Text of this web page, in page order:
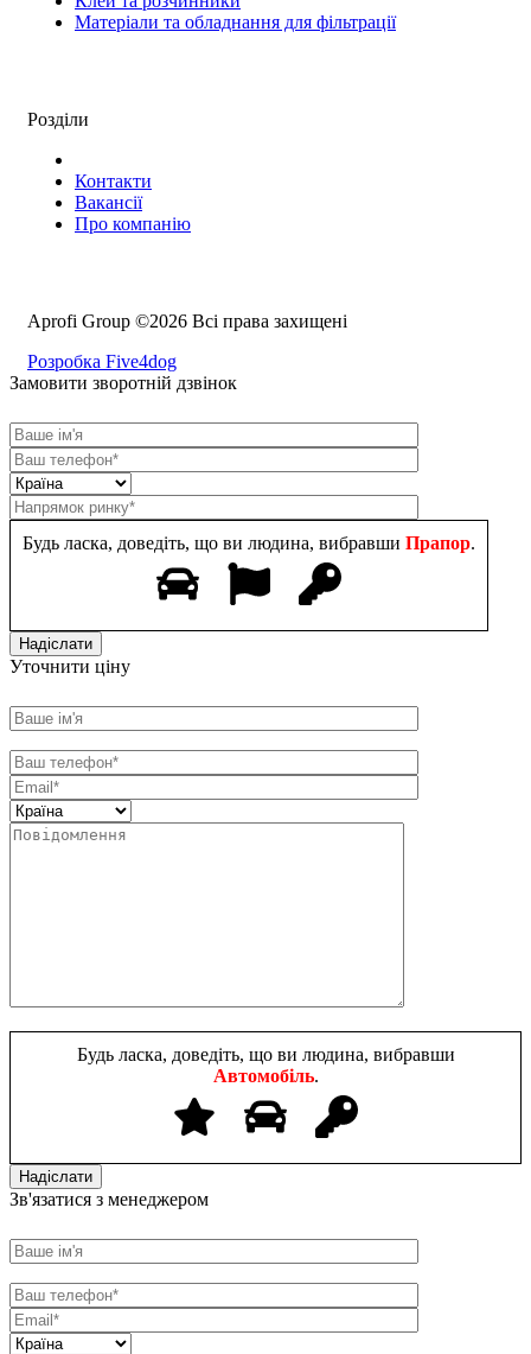
Матеріали та обладнання для фільтрації
Розділи
Контакти
Вакансії
Про компанію
Aprofi Group ©2026 Всі права захищені
Розробка Five4dog
Замовити зворотній дзвінок
Будь ласка, доведіть, що ви людина, вибравши Прапор.
Уточнити ціну
Будь ласка, доведіть, що ви людина, вибравши
Автомобіль.
Зв'язатися з менеджером